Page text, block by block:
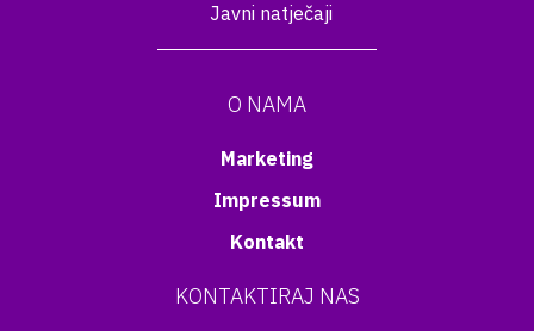
Javni natječaji
O NAMA
Marketing
Impressum
Kontakt
KONTAKTIRAJ NAS